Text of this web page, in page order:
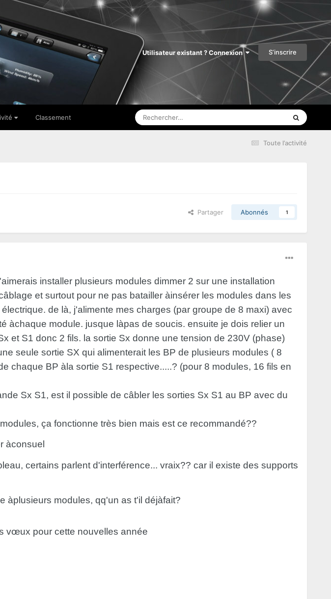
Utilisateur existant ? Connexion S’inscrire
Classement
Toute l’activité
Partager Abonnés 1
installer plusieurs modules dimmer 2 sur une installation
et surtout pour ne pas batailler àinsérer les modules dans les
de là, j'alimente mes charges (par groupe de 8 maxi) avec
àchaque module. jusque làpas de soucis. ensuite je dois relier un
et S1 donc 2 fils. la sortie Sx donne une tension de 230V (phase)
seule sortie SX qui alimenterait les BP de plusieurs modules ( 8
chaque BP àla sortie S1 respective.....? (pour 8 modules, 16 fils en
Sx S1, est il possible de câbler les sorties Sx S1 au BP avec du
ça fonctionne très bien mais est ce recommandé??
àconsuel
certains parlent d'interférence... vraix?? car il existe des supports
àplusieurs modules, qq'un as t'il déjàfait?
vœux pour cette nouvelles année